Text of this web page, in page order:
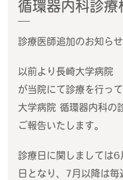
循環器内科診
診療医師追加のお知らせ
以前より長崎大学病
が当院にて診療を行っ
大学病院 循環器内科の
ご報告いたします。
診療日に関しましては
日となり、7月以降は